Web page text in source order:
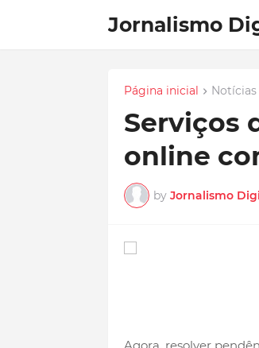
Jornalismo
Página inicial Notícias
Serviços
online
by Jornalismo